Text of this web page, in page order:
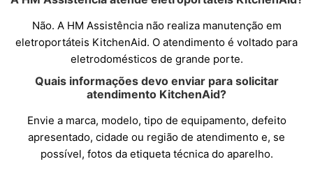
Não. A HM Assistência não realiza manutenção em
eletroportáteis KitchenAid. O atendimento é voltado para
eletrodomésticos de grande porte.
Quais informações devo enviar para solicitar
atendimento KitchenAid?
Envie a marca, modelo, tipo de equipamento, defeito
apresentado, cidade ou região de atendimento e, se
possível, fotos da etiqueta técnica do aparelho.